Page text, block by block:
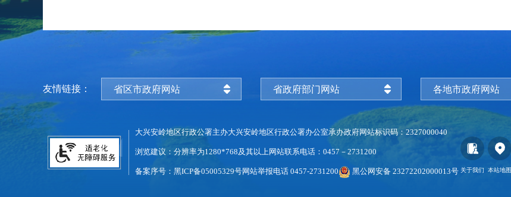
友情链接： 省区市政府网站 省政府部门网站 各地市政府网站
大兴安岭地区行政公署主办大兴安岭地区行政公署办公室承办政府网站标识码：2327000040
浏览建议：分辨率为1280*768及其以上 网站联系电话：0457－2731200
备案序号：黑ICP备05005329号网站举报电话 0457-2731200 黑公网安备 23272202000013号 关于我们 本站地图